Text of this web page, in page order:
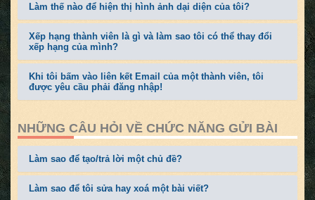
Làm thế nào để hiện thị hình ảnh dại diện của tôi?
Xếp hạng thành viên là gì và làm sao tôi có thể thay đổi
xếp hạng của mình?
Khi tôi bấm vào liên kết Email của một thành viên, tôi
được yêu cầu phải đăng nhập!
NHỮNG CÂU HỎI VỀ CHỨC NĂNG GỬI BÀI
Làm sao để tạo/trả lời một chủ đề?
Làm sao để tôi sửa hay xoá một bài viết?